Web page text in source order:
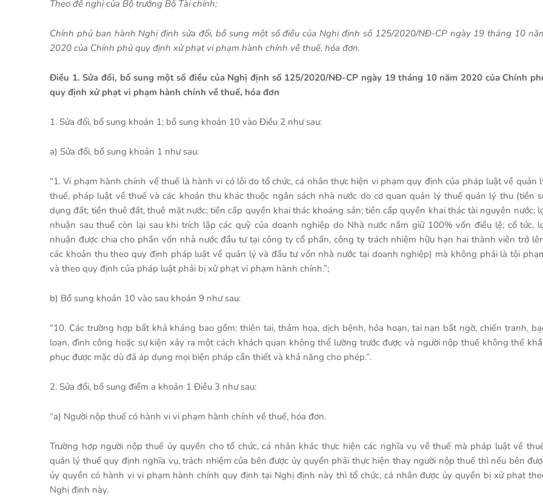
Theo đề nghị của Bộ trưởng Bộ Tài chính;
Chính phủ ban hành Nghị định sửa đổi, bổ sung một số điều của Nghị định số 125/2020/NĐ-CP ngày 19 tháng 10
2020 của Chính phủ quy định xử phạt vi phạm hành chính về thuế, hóa đơn.
Điều 1. Sửa đổi, bổ sung một số điều của Nghị định số 125/2020/NĐ-CP ngày 19 tháng 10 năm 2020 của Chính
quy định xử phạt vi phạm hành chính về thuế, hóa đơn
1. Sửa đổi, bổ sung khoản 1; bổ sung khoản 10 vào Điều 2 như sau:
a) Sửa đổi, bổ sung khoản 1 như sau:
“1. Vi phạm hành chính về thuế là hành vi có lỗi do tổ chức, cá nhân thực hiện vi phạm quy định của pháp luật về quản
thuế, pháp luật về thuế và các khoản thu khác thuộc ngân sách nhà nước do cơ quan quản lý thuế quản lý thu (tiền
dụng đất; tiền thuê đất, thuê mặt nước; tiền cấp quyền khai thác khoáng sản; tiền cấp quyền khai thác tài nguyên nước;
nhuận sau thuế còn lại sau khi trích lập các quỹ của doanh nghiệp do Nhà nước nắm giữ 100% vốn điều lệ; cổ tức,
nhuận được chia cho phần vốn nhà nước đầu tư tại công ty cổ phần, công ty trách nhiệm hữu hạn hai thành viên trở
các khoản thu theo quy định pháp luật về quản lý và đầu tư vốn nhà nước tại doanh nghiệp) mà không phải là tội
và theo quy định của pháp luật phải bị xử phạt vi phạm hành chính.”;
b) Bổ sung khoản 10 vào sau khoản 9 như sau:
“10. Các trường hợp bất khả kháng bao gồm: thiên tai, thảm họa, dịch bệnh, hỏa hoạn, tai nạn bất ngờ, chiến tranh,
loạn, đình công hoặc sự kiện xảy ra một cách khách quan không thể lường trước được và người nộp thuế không thể
phục được mặc dù đã áp dụng mọi biện pháp cần thiết và khả năng cho phép.”.
2. Sửa đổi, bổ sung điểm a khoản 1 Điều 3 như sau:
“a) Người nộp thuế có hành vi vi phạm hành chính về thuế, hóa đơn.
Trường hợp người nộp thuế ủy quyền cho tổ chức, cá nhân khác thực hiện các nghĩa vụ về thuế mà pháp luật về
quản lý thuế quy định nghĩa vụ, trách nhiệm của bên được ủy quyền phải thực hiện thay người nộp thuế thì nếu bên
ủy quyền có hành vi vi phạm hành chính quy định tại Nghị định này thì tổ chức, cá nhân được ủy quyền bị xử phạt
Nghị định này.